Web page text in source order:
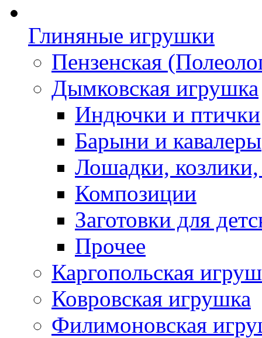
Глиняные игрушки
Пензенская
Дымковская игрушка
Индючки и птички
Барыни и кавалеры
Лошадки,
Композиции
Заготовки для
Прочее
Каргопольская
Ковровская игрушка
Филимоновская